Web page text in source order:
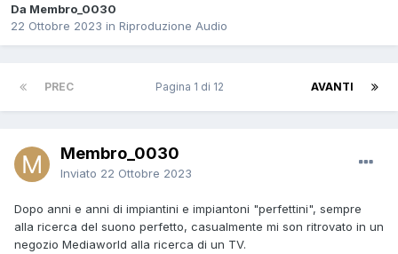
Da Membro_0030
22 Ottobre 2023 in Riproduzione Audio
PREC AVANTI
Pagina 1 di 12
Membro_0030
Inviato 22 Ottobre 2023
Dopo anni e anni di impiantini e impiantoni "perfettini", sempre
alla ricerca del suono perfetto, casualmente mi son ritrovato in un
negozio Mediaworld alla ricerca di un TV.